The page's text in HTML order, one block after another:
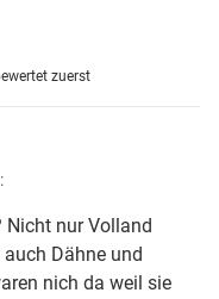
zuerst
nur Volland
Dähne und
nich da weil sie